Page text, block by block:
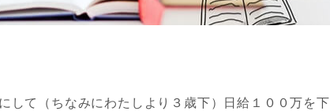
して（ちなみにわたしより３歳下）日給１００万を下